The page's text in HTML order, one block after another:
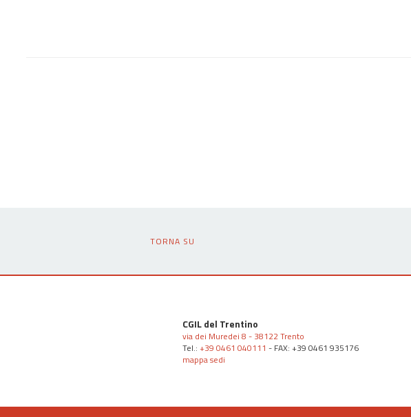
TORNA SU
CGIL del Trentino
via dei Muredei 8 - 38122 Trento
Tel.: +39 0461 040111 - FAX: +39 0461 935176
mappa sedi